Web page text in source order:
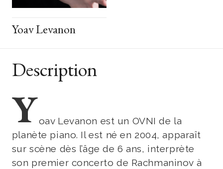
Yoav Levanon
Description
Yoav Levanon est un OVNI de la
planète piano. Il est né en 2004, apparaît
sur scène dès l’âge de 6 ans, interprète
son premier concerto de Rachmaninov à